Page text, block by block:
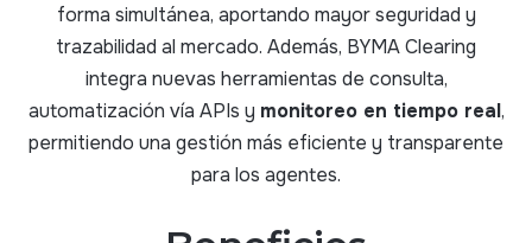
forma simultánea, aportando mayor seguridad y
trazabilidad al mercado. Además, BYMA Clearing
integra nuevas herramientas de consulta,
automatización vía APIs y monitoreo en tiempo real,
permitiendo una gestión más eficiente y transparente
para los agentes.